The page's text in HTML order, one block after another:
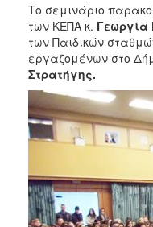
Το σεμινάριο
των ΚΕΠΑ κ. Γεωργία
των Παιδικών
εργαζομένων στο
Στρατήγης.